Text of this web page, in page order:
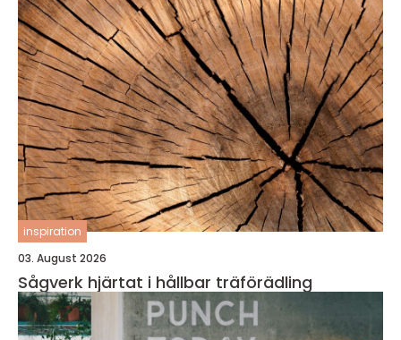
inspiration
03. August 2026
Sågverk hjärtat i hållbar träförädling